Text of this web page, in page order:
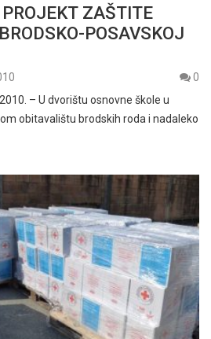
ZAŠTITE
POSAVSKOJ
0
– U dvorištu osnovne škole u
obitavalištu brodskih roda i nadaleko